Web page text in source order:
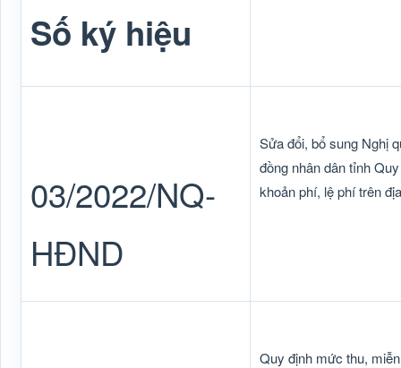
Số ký hiệu
03/2022/NQ-
HĐND
Sửa đổi, bổ sung Nghị
đồng nhân dân tỉnh
khoản phí, lệ phí trên
Quy định mức thu,